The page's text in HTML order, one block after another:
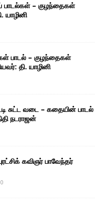
பாடல்கள் – குழந்தைகள்
யாழினி
பாடல் – குழந்தைகள்
தி. யாழினி
சுட்ட வடை – கதையின் பாடல்
நடராஜன்
கவிஞர் பாவேந்தர்
0